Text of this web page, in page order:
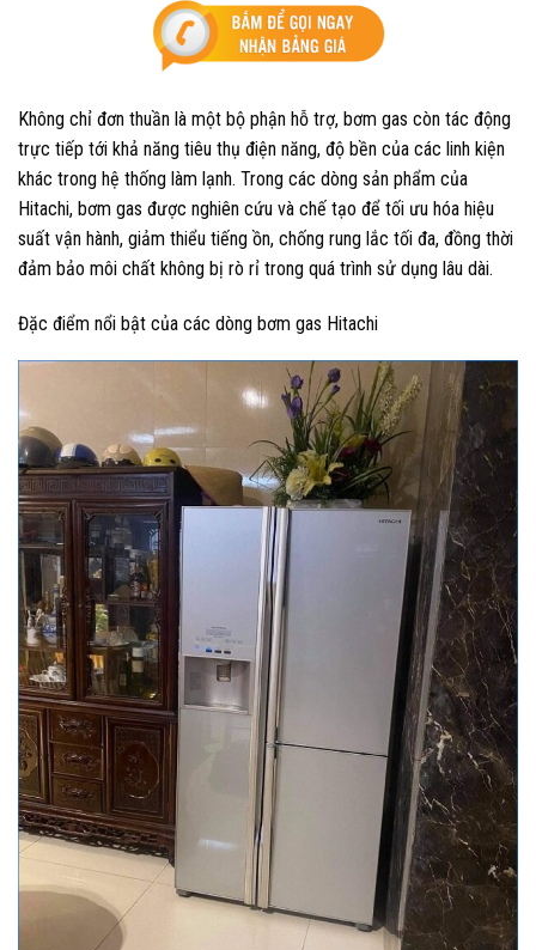
Không chỉ đơn thuần là một bộ phận hỗ trợ, bơm gas còn tác động
trực tiếp tới khả năng tiêu thụ điện năng, độ bền của các linh kiện
khác trong hệ thống làm lạnh. Trong các dòng sản phẩm của
Hitachi, bơm gas được nghiên cứu và chế tạo để tối ưu hóa hiệu
suất vận hành, giảm thiểu tiếng ồn, chống rung lắc tối đa, đồng thời
đảm bảo môi chất không bị rò rỉ trong quá trình sử dụng lâu dài.
Đặc điểm nổi bật của các dòng bơm gas Hitachi